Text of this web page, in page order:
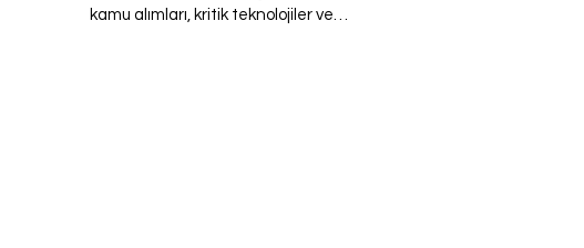
kamu alımları, kritik teknolojiler ve